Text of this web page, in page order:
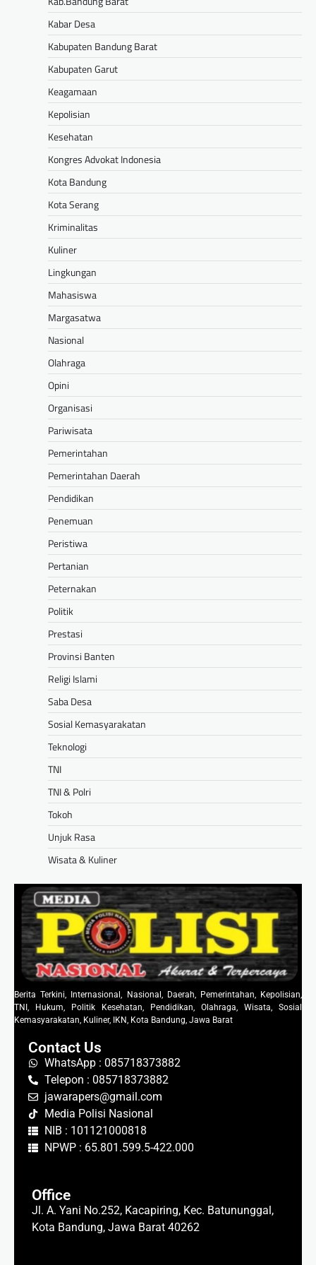
Kabar Desa
Kabupaten Bandung Barat
Kabupaten Garut
Keagamaan
Kepolisian
Kesehatan
Kongres Advokat Indonesia
Kota Bandung
Kota Serang
Kriminalitas
Kuliner
Lingkungan
Mahasiswa
Margasatwa
Nasional
Olahraga
Opini
Organisasi
Pariwisata
Pemerintahan
Pemerintahan Daerah
Pendidikan
Penemuan
Peristiwa
Pertanian
Peternakan
Politik
Prestasi
Provinsi Banten
Religi Islami
Saba Desa
Sosial Kemasyarakatan
Teknologi
TNI
TNI & Polri
Tokoh
Unjuk Rasa
Wisata & Kuliner
Berita Terkini, Internasional, Nasional, Daerah, Pemerintahan, Kepolisian,
TNI, Hukum, Politik Kesehatan, Pendidikan, Olahraga, Wisata, Sosial
Kemasyarakatan, Kuliner, IKN, Kota Bandung, Jawa Barat
Contact Us
WhatsApp : 085718373882
Telepon : 085718373882
jawarapers@gmail.com
Media Polisi Nasional
NIB : 101121000818
NPWP : 65.801.599.5-422.000
Office
Jl. A. Yani No.252, Kacapiring, Kec. Batununggal,
Kota Bandung, Jawa Barat 40262